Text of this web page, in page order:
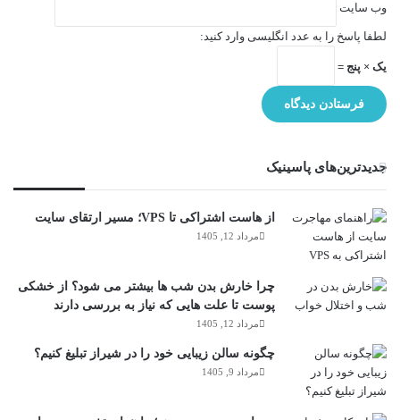
وب‌ سایت
لطفا پاسخ را به عدد انگلیسی وارد کنید:
یک × پنج =
جدیدترین‌های پاسینیک
از هاست اشتراکی تا VPS؛ مسیر ارتقای سایت
مرداد 12, 1405
چرا خارش بدن شب ها بیشتر می شود؟ از خشکی
پوست تا علت هایی که نیاز به بررسی دارند
مرداد 12, 1405
چگونه سالن زیبایی خود را در شیراز تبلیغ کنیم؟
مرداد 9, 1405